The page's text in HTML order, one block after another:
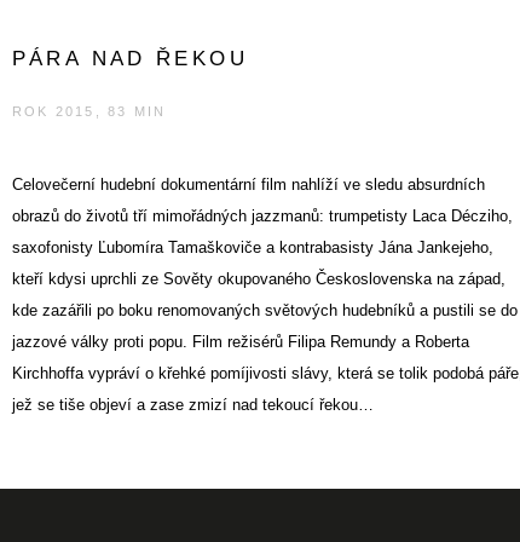
PÁRA NAD ŘEKOU
ROK 2015, 83 MIN
Celovečerní hudební dokumentární film nahlíží ve sledu absurdních
obrazů do životů tří mimořádných jazzmanů: trumpetisty Laca Décziho,
saxofonisty Ľubomíra Tamaškoviče a kontrabasisty Jána Jankejeho,
kteří kdysi uprchli ze Sověty okupovaného Československa na západ,
kde zazářili po boku renomovaných světových hudebníků a pustili se do
jazzové války proti popu. Film režisérů Filipa Remundy a Roberta
Kirchhoffa vypráví o křehké pomíjivosti slávy, která se tolik podobá páře,
jež se tiše objeví a zase zmizí nad tekoucí řekou…